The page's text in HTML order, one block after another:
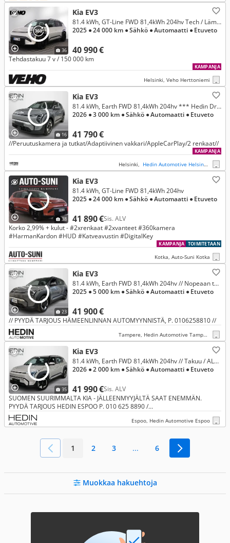
36
Kia EV3
40 990 €
81.4 kWh, GT-Line FWD 81,4kWh 204hv Tech / Lämpöpumppu / Ratinlämmitin / Sähkötoimiset etuistuimet / Car Play
2025 ● 24 000 km ● Sähkö ● Automaatti ● Etuveto
Tehdastakuu 7 v / 150 000 km
KAMPANJA
Helsinki, Veho Herttoniemi
16
Kia EV3
41 790 €
81.4 kWh, Earth FWD 81,4kWh 204hv *** Hedin Drive -sopimuksella kuukausihintaan, Rahoitustarjous 3.99% (+kulut)
2026 ● 3 000 km ● Sähkö ● Automaatti ● Etuveto
//Peruutuskamera ja tutkat/Adaptiivinen vakkari/AppleCarPlay/2 renkaat//
KAMPANJA
Helsinki, Hedin Automotive Helsinki Konala
38
Kia EV3
41 890 €Sis. ALV
81.4 kWh, GT-Line FWD 81,4kWh 204hv
2025 ● 24 000 km ● Sähkö ● Automaatti ● Etuveto
Korko 2,99% + kulut - #2xrenkaat #2xvanteet #360kamera
#HarmanKardon #HUD #Katveavustin #DigitalKey
TOIMITETAAN
KAMPANJA
Kotka, Auto-Suni Kotka
23
Kia EV3
41 900 €
81.4 kWh, Earth FWD 81,4kWh 204hv // Nopeaan toimitukseen! //
2025 ● 5 000 km ● Sähkö ● Automaatti ● Etuveto
// PYYDÄ TARJOUS HÄMEENLINNAN AUTOMYYNNISTÄ, P. 0106258810 //
Tampere, Hedin Automotive Tampere Lakalaiva
35
Kia EV3
41 990 €Sis. ALV
81.4 kWh, Earth FWD 81,4kWh 204hv // Takuu / ALV / ACC / Navi / ILP / Kamera / Tutkat / LED//
2026 ● 2 000 km ● Sähkö ● Automaatti ● Etuveto
SUOMEN SUURIMMALTA KIA - JÄLLEENMYYJÄLTÄ SAAT ENEMMÄN.
PYYDÄ TARJOUS HEDIN ESPOO P. 010 625 8890 /
https://www.hedinautomotive.fi/yhteydenotto/yhteydenottopyynto/
Espoo, Hedin Automotive Espoo
1 2 3 ... 6
Muokkaa hakuehtoja